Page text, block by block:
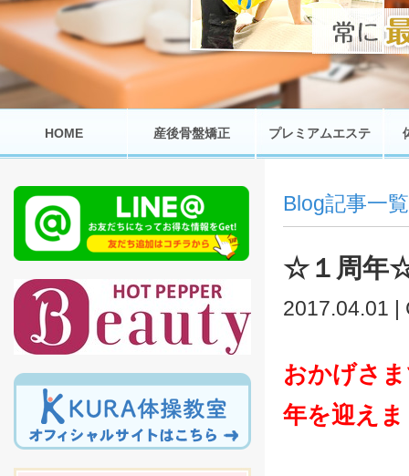
HOME 産後骨盤矯正 プレミアムエステ
Blog記事一覧
☆１周年
2017.04.01
おかげさ
年を迎え